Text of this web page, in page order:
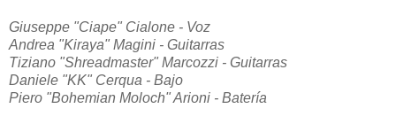
Giuseppe "Ciape" Cialone - Voz
Andrea "Kiraya" Magini - Guitarras
Tiziano "Shreadmaster" Marcozzi - Guitarras
Daniele "KK" Cerqua - Bajo
Piero "Bohemian Moloch" Arioni - Batería